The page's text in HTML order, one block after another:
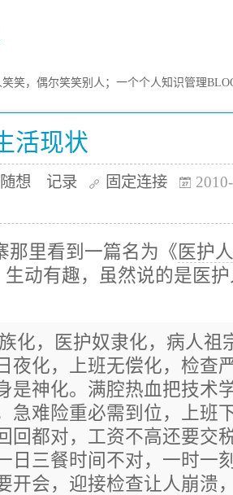
笑，偶尔笑笑别人；一个个人知识管理
活现状
想 记录 固定连接
那里看到一篇名为《 医护
生动有趣，虽然说的是医
化，医护奴隶化，病人祖
夜化，上班无偿化，检查
是神化。满腔热血把技术
急难险重必需到位，上班
回都对，工资不高还要交
日三餐时间不对，一时一
开会，迎接检查让人崩溃